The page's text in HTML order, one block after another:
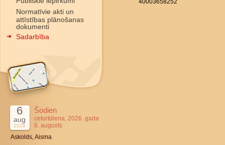
Normatīvie akti un
attīstības plānošanas
dokumenti
Sadarbība
6
aug
2026
Šodien
ceturtdiena, 2026. gada
6. augusts
Askolds, Aisma
40003658252